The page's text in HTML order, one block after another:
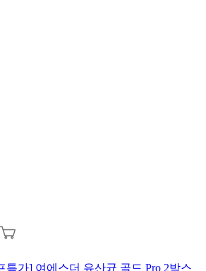
특가] 여에스더 유산균 골드 Pro 2박스